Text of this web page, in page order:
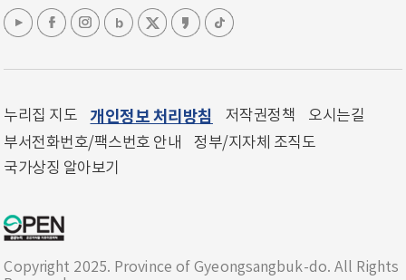
누리집 지도 개인정보 처리방침 저작권정책
오시는길
부서전화번호/팩스번호 안내
정부/지자체 조직도
국가상징 알아보기
Copyright 2025. Province of Gyeongsangbuk-do. All Rights